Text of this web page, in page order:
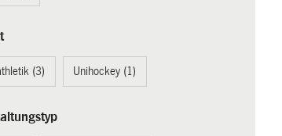
(3) Unihockey (1)